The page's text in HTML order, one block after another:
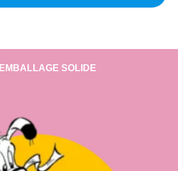
EMBALLAGE SOLIDE